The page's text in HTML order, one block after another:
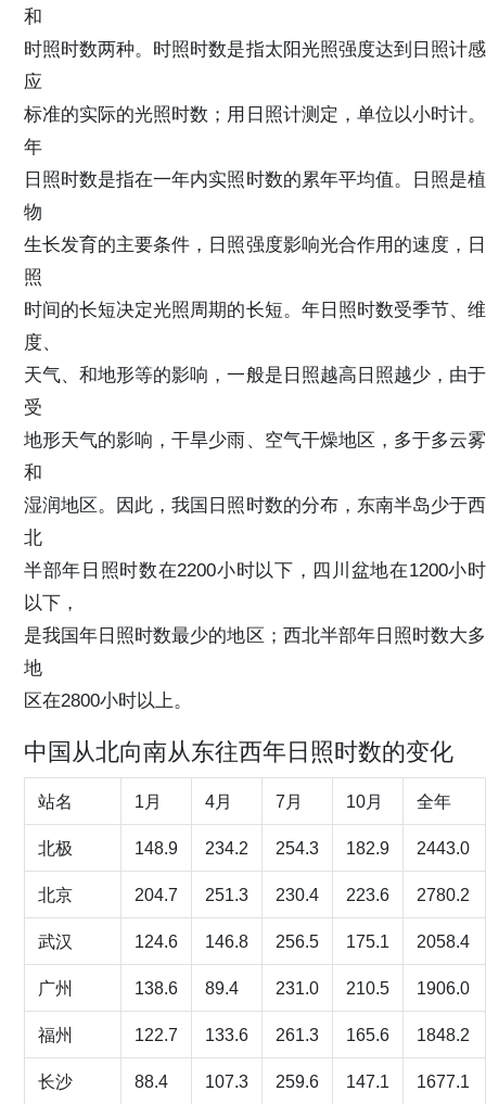
和
时照时数两种。时照时数是指太阳光照强度达到日照计感
应
标准的实际的光照时数；用日照计测定，单位以小时计。
年
日照时数是指在一年内实照时数的累年平均值。日照是植
物
生长发育的主要条件，日照强度影响光合作用的速度，日
照
时间的长短决定光照周期的长短。年日照时数受季节、维
度、
天气、和地形等的影响，一般是日照越高日照越少，由于
受
地形天气的影响，干旱少雨、空气干燥地区，多于多云雾
和
湿润地区。因此，我国日照时数的分布，东南半岛少于西
北
半部年日照时数在2200小时以下，四川盆地在1200小时
以下，
是我国年日照时数最少的地区；西北半部年日照时数大多
地
区在2800小时以上。
中国从北向南从东往西年日照时数的变化
站名 1月 4月 7月 10月 全年
北极 148.9 234.2 254.3 182.9 2443.0
北京 204.7 251.3 230.4 223.6 2780.2
武汉 124.6 146.8 256.5 175.1 2058.4
广州 138.6 89.4 231.0 210.5 1906.0
福州 122.7 133.6 261.3 165.6 1848.2
长沙 88.4 107.3 259.6 147.1 1677.1